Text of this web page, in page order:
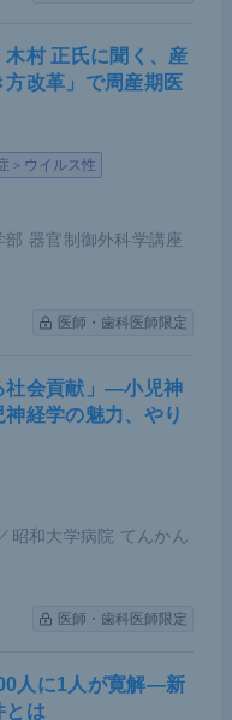
木村 正氏に聞く、産
改革」で周産期医
＞ウイルス性
器官制御外科学講座
医師・歯科医師限定
社会貢献」―小児神
経学の魅力、やり
昭和大学病院 てんかん
医師・歯科医師限定
人に1人が寛解―新
とは